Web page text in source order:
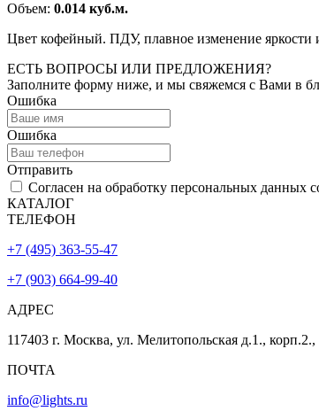
Объем: 0.014 куб.м.
Цвет кофейный. ПДУ, плавное изменение
ЕСТЬ ВОПРОСЫ ИЛИ ПРЕДЛОЖЕНИЯ?
Заполните форму ниже, и мы свяжемся с Вами в
Ошибка
Ошибка
Отправить
Согласен на обработку персональных данных
КАТАЛОГ
ТЕЛЕФОН
+7 (495) 363-55-47
+7 (903) 664-99-40
АДРЕС
117403 г. Москва, ул. Мелитопольская д.1., корп.2.,
ПОЧТА
info@lights.ru